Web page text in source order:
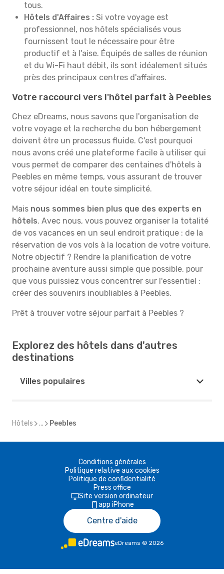
tous.
Hôtels d'Affaires : Si votre voyage est
professionnel, nos hôtels spécialisés vous
fournissent tout le nécessaire pour être
productif et à l'aise. Équipés de salles de réunion
et du Wi-Fi haut débit, ils sont idéalement situés
près des principaux centres d'affaires.
Votre raccourci vers l'hôtel parfait à Peebles
Chez eDreams, nous savons que l'organisation de
votre voyage et la recherche du bon hébergement
doivent être un processus fluide. C'est pourquoi
nous avons créé une plateforme facile à utiliser qui
vous permet de comparer des centaines d'hôtels à
Peebles en même temps, vous assurant de trouver
votre séjour idéal en toute simplicité.
Mais nous sommes bien plus que des experts en
hôtels. Avec nous, vous pouvez organiser la totalité
de vos vacances en un seul endroit pratique : de la
réservation de vos vols à la location de votre voiture.
Notre objectif ? Rendre la planification de votre
prochaine aventure aussi simple que possible, pour
que vous puissiez vous concentrer sur l'essentiel :
créer des souvenirs inoubliables à Peebles.
Prêt à trouver votre séjour parfait à Peebles ?
Explorez des hôtels dans d'autres
destinations
Villes populaires
Hôtels ... Peebles
Conditions générales
Politique relative aux cookies
Politique de confidentialité
Press office
Site version ordinateur
app iPhone
Centre d'aide
eDreams © 2026